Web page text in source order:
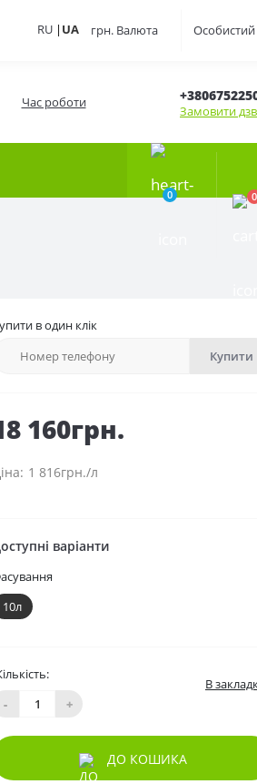
RU | UA грн. Валюта Особистий
Час роботи
Замовити
0 0
в один клік
Купити
160грн.
1 816грн./л
варіанти
10л
-
+
В
ДО КОШИКА